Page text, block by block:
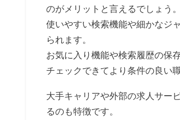
のがメリットと言えるでしょう。
使いやすい検索機能や細かなジ
られます。
お気に入り機能や検索履歴の保
チェックできてより条件の良い
大手キャリアや外部の求人サー
るのも特徴です。